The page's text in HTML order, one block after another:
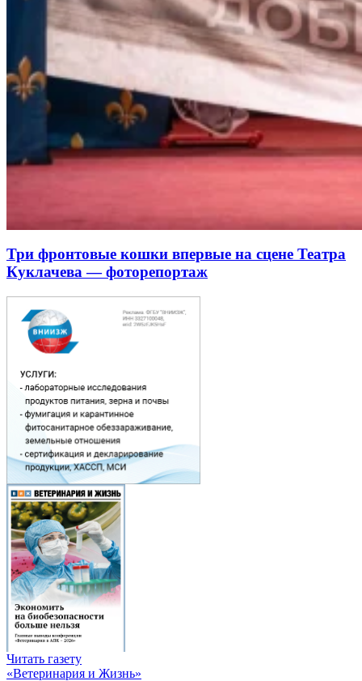
Три фронтовые кошки впервые на сцене Театра
Куклачева — фоторепортаж
Читать газету
«Ветеринария и Жизнь»